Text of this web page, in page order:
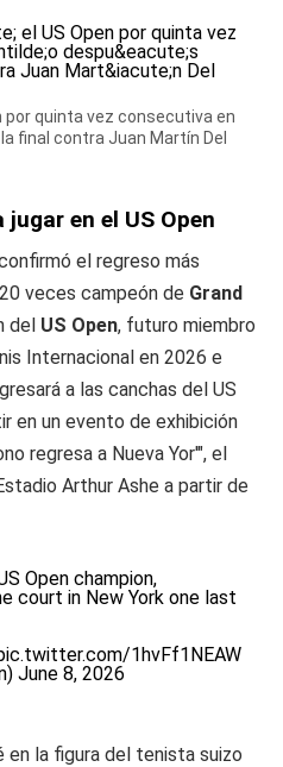
por quinta vez consecutiva en
final contra Juan Martín Del
jugar en el US Open
el regreso más
veces campeón de Grand
del US Open, futuro miembro
Internacional en 2026 e
a las canchas del US
en un evento de exhibición
regresa a Nueva Yor'", el
Arthur Ashe a partir de
Open champion,
court in New York one last
1hvFf1NEAW
June 8, 2026
en la figura del tenista suizo